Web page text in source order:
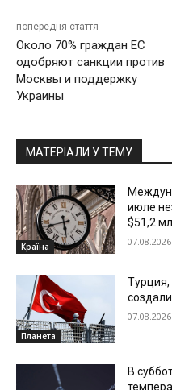
попередня стаття
Около 70% граждан ЕС
одобряют санкции против
Москвы и поддержку
Украины
МАТЕРІАЛИ У ТЕМУ
Країна
июле
$51,2
07.08.2026
Планета
Турция,
07.08.2026
В